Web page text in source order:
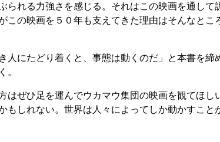
れる力強さを感じる。それはこの映画を通して
この映画を５０年も支えてきた理由はそんなとこ
にたどり着くと、事態は動くのだ」と本書を締
。
ぜひ足を運んでウカマウ集団の映画を観てほし
もしれない。世界は人々によってしか動かすこと